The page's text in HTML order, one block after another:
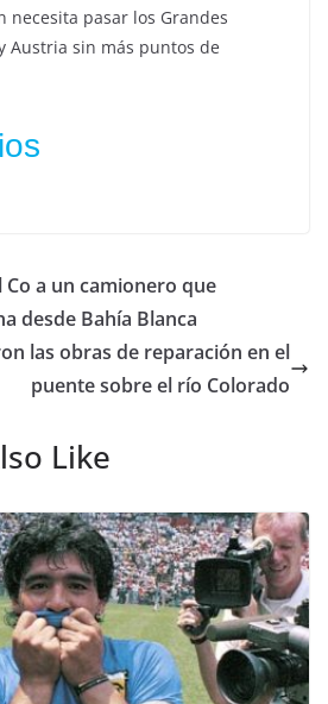
necesita pasar los Grandes
Austria sin más puntos de
a un camionero que
desde Bahía Blanca
las obras de reparación en el
puente sobre el río Colorado
Like